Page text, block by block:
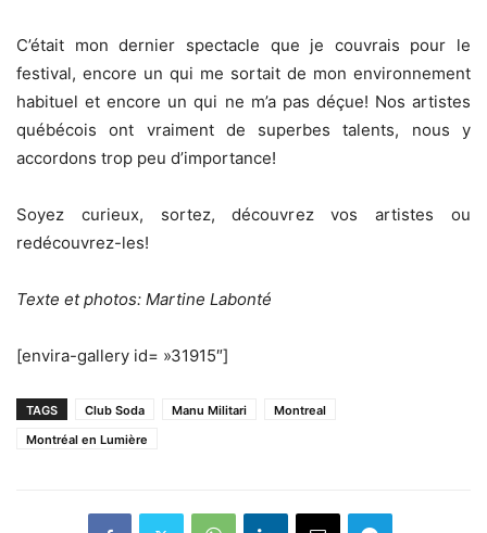
C’était mon dernier spectacle que je couvrais pour le
festival, encore un qui me sortait de mon environnement
habituel et encore un qui ne m’a pas déçue! Nos artistes
québécois ont vraiment de superbes talents, nous y
accordons trop peu d’importance!
Soyez curieux, sortez, découvrez vos artistes ou
redécouvrez-les!
Texte et photos: Martine Labonté
[envira-gallery id= »31915″]
TAGS Club Soda Manu Militari
Montreal
Montréal en Lumière